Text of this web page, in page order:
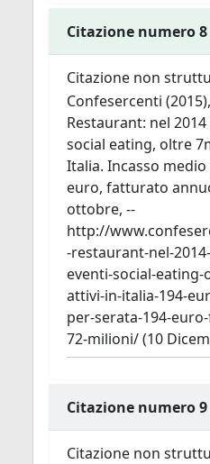
Citazione numero 8
Citazione non
Confesercenti
Restaurant: nel
social eating, oltre
Italia. Incasso
euro, fatturato
ottobre, --
http://
-restaurant-nel-
eventi-social-
attivi-in-italia-194-
per-serata-194-
72-milioni/ (10
Citazione numero 9
Citazione non